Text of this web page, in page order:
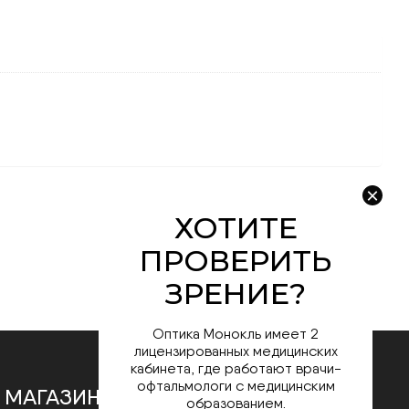
Оптика Монокль имеет 2
лицензированных медицинских
кабинета, где работают врачи-
офтальмологи с медицинским
образованием.